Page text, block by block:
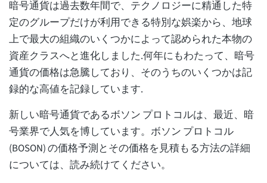
暗号通貨は過去数年間で、テクノロジーに精通した特
定のグループだけが利用できる特別な娯楽から、地球
上で最大の組織のいくつかによって認められた本物の
資産クラスへと進化しました.何年にもわたって、暗号
通貨の価格は急騰しており、そのうちのいくつかは記
録的な高値を記録しています.
新しい暗号通貨であるボソン プロトコルは、最近、暗
号業界で人気を博しています。ボソン プロトコル
(BOSON) の価格予測とその価格を見積もる方法の詳細
については、読み続けてください。